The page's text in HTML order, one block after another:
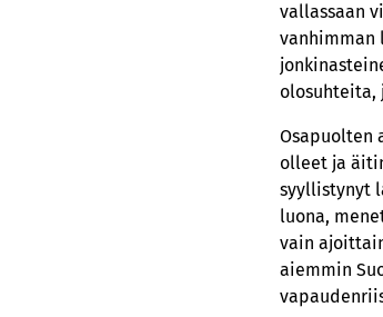
vallassaan
vanhimman
olosuhteita,
Osapuolten
olleet ja
syyllistynyt
luona,
vain
aiemmin